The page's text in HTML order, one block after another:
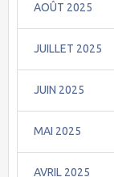
AOÛT 2025
JUILLET 2025
JUIN 2025
MAI 2025
AVRIL 2025